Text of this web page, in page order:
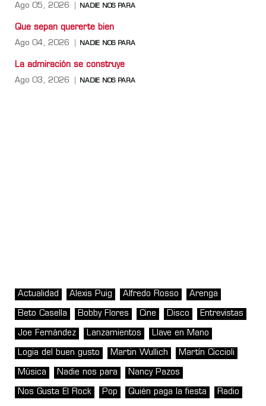
Ago 05, 2026 NADIE NOS PARA
Que sepan quererte bien
Ago 04, 2026 NADIE NOS PARA
La admiración se construye
Ago 03, 2026 NADIE NOS PARA
Actualidad Alexis Puig Alfredo Rosso Arenga
Beto Casella Bobby Flores Cine Disco Entrevistas
Joe Fernández Lanzamientos Llave en Mano
Logia del buen gusto Martin Wullich Martín Ciccioli
Música Nadie nos para Nancy Pazos
Nos Gusta El Rock Pop Quién paga la fiesta Radio